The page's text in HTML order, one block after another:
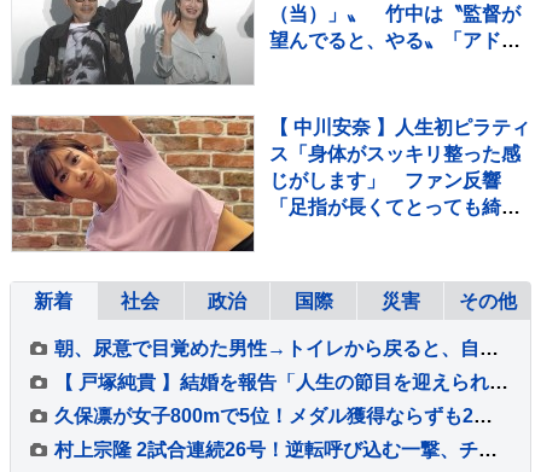
（当）」〟 竹中は〝監督が
望んでると、やる〟「アドリ
【 中川安奈 】人生初ピラティ
ス「身体がスッキリ整った感
じがします」 ファン反響
「足指が長くてとっても綺
新着 社会 政治 国際 災害 その他
朝、尿意で目覚めた男性→トイレから戻ると、自分が寝ていた場所に…完全に居場所がなくなった光景が64万再生「サイズが人で草」「幸せそうｗ」
【 戸塚純貴 】結婚を報告「人生の節目を迎えられること、心より感謝しております」「さらなる飛躍を目指して」精進誓う
久保凛が女子800mで5位！メダル獲得ならずも2大会連続入賞果たす【U20世界陸上】
村上宗隆 2試合連続26号！逆転呼び込む一撃、チームも連敗を4で止めて2位ガーディアンズに3ゲーム差 昨季の勝利数に並ぶ